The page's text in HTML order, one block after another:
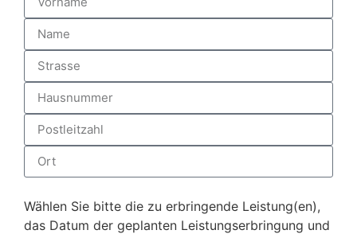
Wählen Sie bitte die zu erbringende Leistung(en),
das Datum der geplanten Leistungserbringung und